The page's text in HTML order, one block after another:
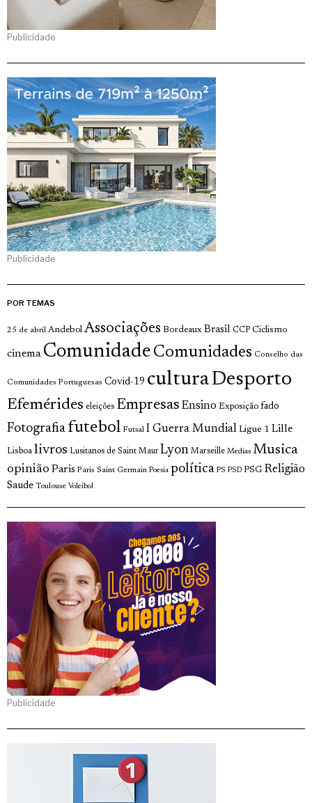
Publicidade
Publicidade
POR TEMAS
25 de abril Andebol Associações Bordeaux Brasil CCP Ciclismo
cinema Comunidade Comunidades Conselho das
Comunidades Portuguesas Covid-19 culturaDesporto
Efemérides eleições Empresas Ensino Exposição fado
Fotografia futebol Futsal I Guerra Mundial Ligue 1 Lille
Lisboa livros Lusitanos de Saint Maur Lyon Marseille Medias Musica
opinião Paris Paris Saint Germain Poesia política PS PSD PSG Religião
Saude Toulouse Voleibol
Publicidade